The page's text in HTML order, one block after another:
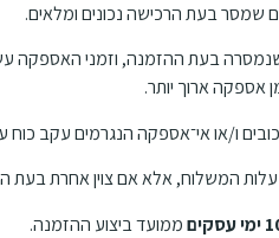
שמסר בעת הרכישה נכונים ומלאים.
בעת ההזמנה, וזמני האספקה
אספקה ארוך יותר.
ו/או אי־אספקה הנגרמים עקב כוח
עלות המשלוח, אלא אם צוין אחרת בעת
ממועד ביצוע ההזמנה.